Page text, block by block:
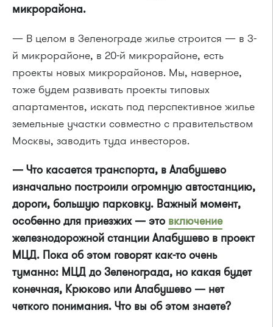
микрорайона.
— В целом в Зеленограде жилье строится — в 3-
й микрорайоне, в 20-й микрорайоне, есть
проекты новых микрорайонов. Мы, наверное,
тоже будем развивать проекты типовых
апартаментов, искать под перспективное жилье
земельные участки совместно с правительством
Москвы, заводить туда инвесторов.
— Что касается транспорта, в Алабушево
изначально построили огромную автостанцию,
дороги, большую парковку. Важный момент,
особенно для приезжих — это включение
железнодорожной станции Алабушево в проект
МЦД. Пока об этом говорят как-то очень
туманно: МЦД до Зеленограда, но какая будет
конечная, Крюково или Алабушево — нет
четкого понимания. Что вы об этом знаете?